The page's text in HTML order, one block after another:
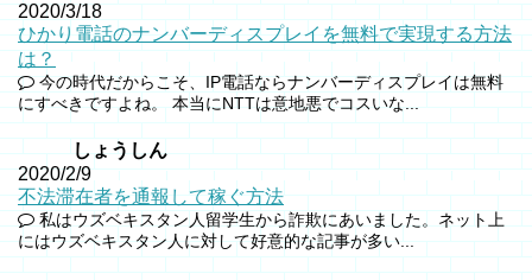
2020/3/18
ひかり電話のナンバーディスプレイを無料で実現する方法
は？
今の時代だからこそ、IP電話ならナンバーディスプレイは無料
にすべきですよね。 本当にNTTは意地悪でコスいな...
しょうしん
2020/2/9
不法滞在者を通報して稼ぐ方法
私はウズベキスタン人留学生から詐欺にあいました。ネット上
にはウズベキスタン人に対して好意的な記事が多い...